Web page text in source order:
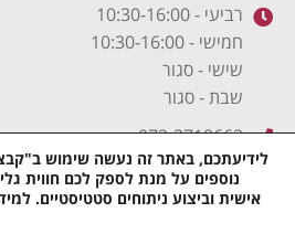
רביעי - 10:30-16:00
חמישי - 10:30-16:00
שישי - סגור
שבת - סגור
072-3718663
תקנון האתר| כל הזכויות שמורות ©
נוספים על מנת לספק לכם חווית
אישית וביצוע ניתוחים סטטיסטיים.